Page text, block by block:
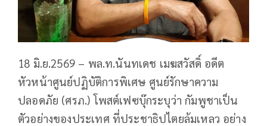
18 มิ.ย.2569 – พล.ท.นันทเดช เมฆสวัสดิ์ อดีต
หัวหน้าศูนย์ปฏิบัติการพิเศษ ศูนย์รักษาความ
ปลอดภัย (ศรภ.) โพสต์เฟซบุ๊กระบุว่า กัมพูชาเป็น
ตัวอย่างของประเทศ ที่ประชาธิปไตยล้มเหลว อย่าง